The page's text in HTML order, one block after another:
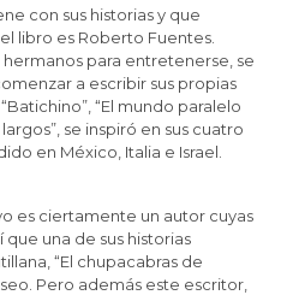
con sus historias y que
libro es Roberto Fuentes.
para entretenerse, se
a escribir sus propias
“El mundo paralelo
se inspiró en sus cuatro
en México, Italia e Israel.
es ciertamente un autor cuyas
una de sus historias
“El chupacabras de
Pero además este escritor,